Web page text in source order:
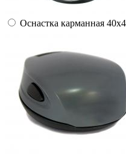
Оснастка карманная